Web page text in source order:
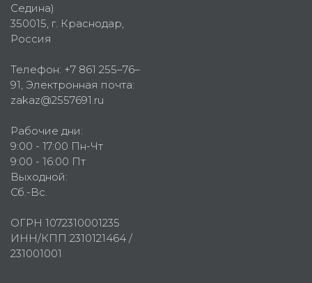
Седина)
350015 , г. Краснодар,
Россия
Телефон: +7 861 255–76–
91 , Электронная почта:
zakaz@2557691.ru
Рабочие дни:
9:00 - 17:00 Пн-Чт
9:00 - 16:00 Пт
Выходной:
Сб.-Вс.
ОГРН 1072310001235
ИНН/КПП 2310121464 /
231001001